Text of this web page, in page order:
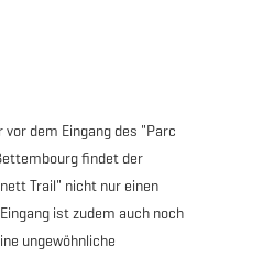
vor dem Eingang des "Parc
findet der
Trail" nicht nur einen
ist zudem auch noch
ungewöhnliche